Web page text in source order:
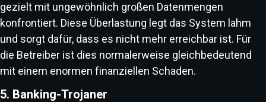
gezielt mit ungewöhnlich großen Datenmengen
konfrontiert. Diese Überlastung legt das System lahm
und sorgt dafür, dass es nicht mehr erreichbar ist. Für
die Betreiber ist dies normalerweise gleichbedeutend
mit einem enormen finanziellen Schaden.
5. Banking-Trojaner